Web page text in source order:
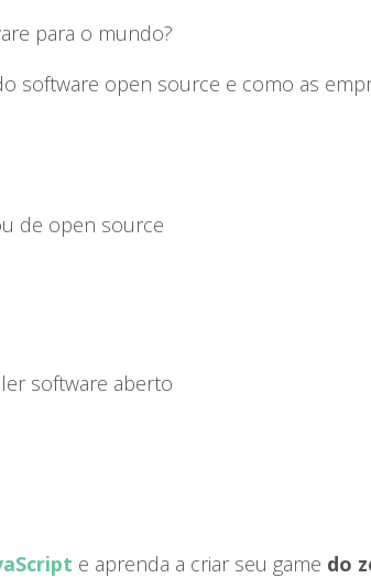
para o mundo?
software open source e como as
de open source
software aberto
e aprenda a criar seu game do